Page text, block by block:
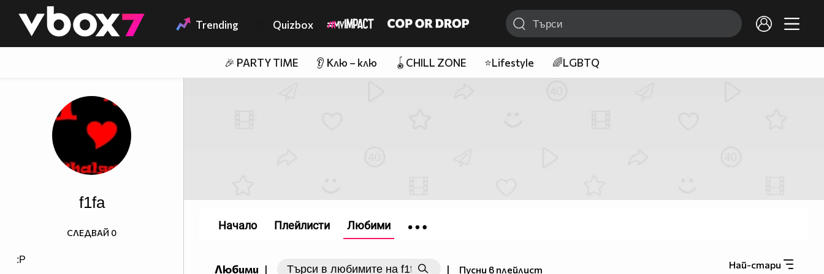
👾 Trending Quizbox
🎉 PARTY TIME 👂 Клю – клю 🪀CHILL ZONE ⭐Lifestyle 🌈LGBTQ
f1fa
:P
СЛЕДВАЙ 0
Любими | | Пусни в плейлист Най-стари
Начало Плейлисти Любими